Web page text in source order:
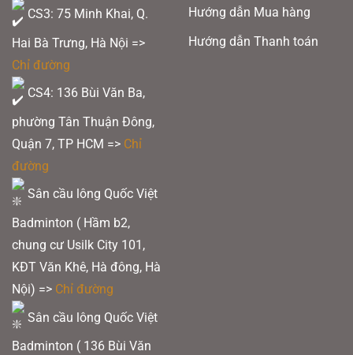
CS3: 75 Minh Khai, Q.
Hai Bà Trưng, Hà Nội =>
Chỉ đường
CS4: 136 Bùi Văn Ba,
phường Tân Thuận Đông,
Quận 7, TP HCM => Chỉ
đường
Sân cầu lông Quốc Việt
Badminton ( Hầm b2,
chung cư Usilk City 101,
KĐT Văn Khê, Hà đông, Hà
Nội) => Chỉ đường
Sân cầu lông Quốc Việt
Badminton ( 136 Bùi Văn
Hướng dẫn Mua hàng
Hướng dẫn Thanh toán